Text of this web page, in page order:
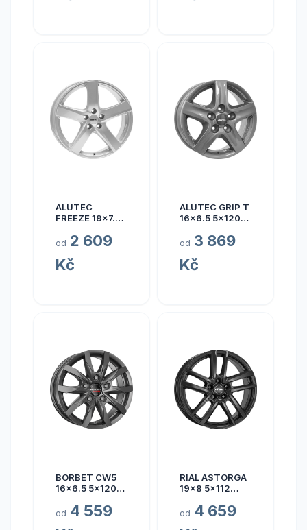
ALUTEC
FREEZE 19x7.5
od 2 609
Kč
ALUTEC GRIP T
16x6.5 5x120
od 3 869
Kč
BORBET CW5
16x6.5 5x120
od 4 559
RIAL ASTORGA
19x8 5x112
od 4 659